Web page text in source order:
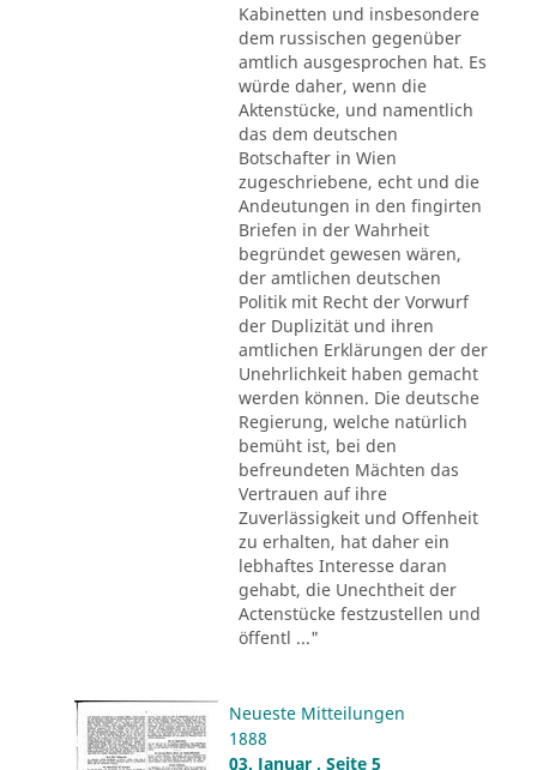
Kabinetten und insbesondere
dem russischen gegenüber
amtlich ausgesprochen hat. Es
würde daher, wenn die
Aktenstücke, und namentlich
das dem deutschen
Botschafter in Wien
zugeschriebene, echt und die
Andeutungen in den fingirten
Briefen in der Wahrheit
begründet gewesen wären,
der amtlichen deutschen
Politik mit Recht der Vorwurf
der Duplizität und ihren
amtlichen Erklärungen der der
Unehrlichkeit haben gemacht
werden können. Die deutsche
Regierung, welche natürlich
bemüht ist, bei den
befreundeten Mächten das
Vertrauen auf ihre
Zuverlässigkeit und Offenheit
zu erhalten, hat daher ein
lebhaftes Interesse daran
gehabt, die Unechtheit der
Actenstücke festzustellen und
öffentl ..."
Neueste Mitteilungen
1888
03. Januar , Seite 5